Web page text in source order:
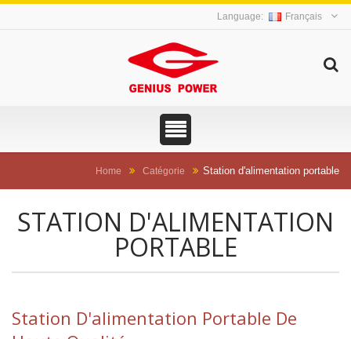
Français
Home Catégorie Station d'alimentation portable
STATION D'ALIMENTATION
PORTABLE
Station D'alimentation Portable De